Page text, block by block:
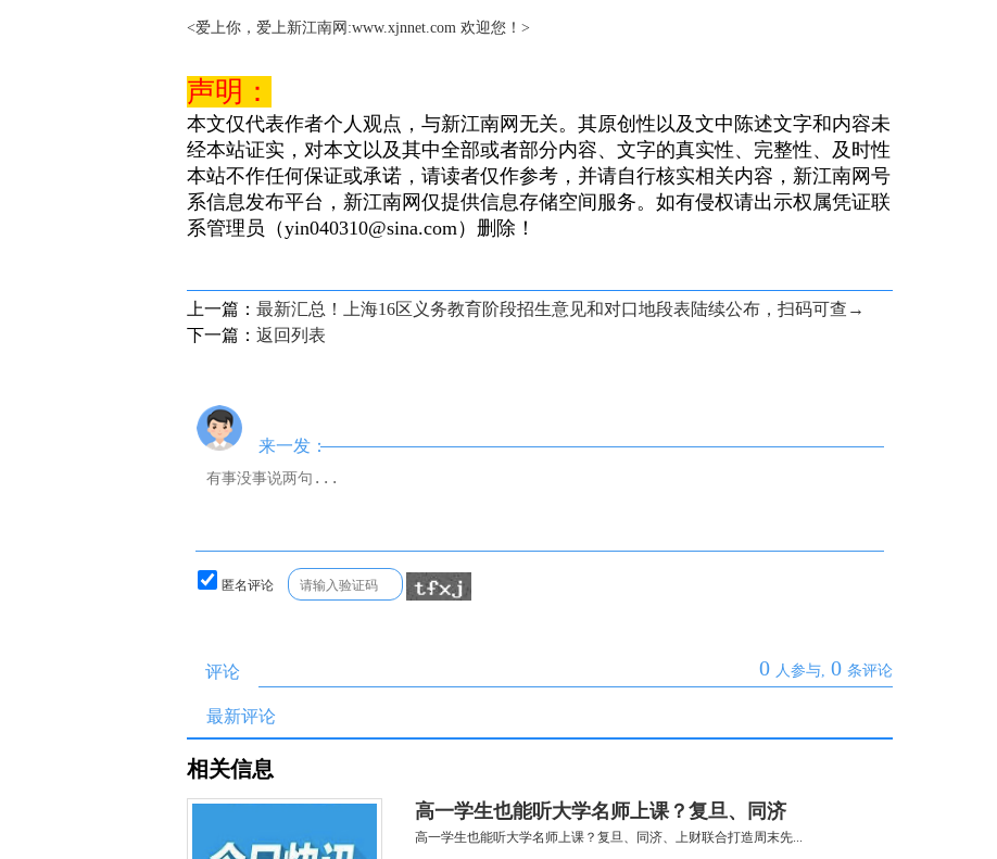
<爱上你，爱上新江南网:www.xjnnet.com 欢迎您！>
声明：
本文仅代表作者个人观点，与新江南网无关。其原创性以及文中陈述文字和内容未
经本站证实，对本文以及其中全部或者部分内容、文字的真实性、完整性、及时性
本站不作任何保证或承诺，请读者仅作参考，并请自行核实相关内容，新江南网号
系信息发布平台，新江南网仅提供信息存储空间服务。如有侵权请出示权属凭证联
系管理员（yin040310@sina.com）删除！
上一篇： 最新汇总！上海16区义务教育阶段招生意见和对口地段表陆续公布，扫码可查→
下一篇： 返回列表
来一发：
匿名评论
评论 0 人参与, 0 条评论
最新评论
相关信息
高一学生也能听大学名师上课？复旦、同济
高一学生也能听大学名师上课？复旦、同济、上财联合打造周末先...